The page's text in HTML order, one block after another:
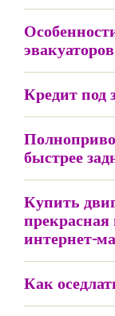
эвакуаторов
Кредит под
быстрее
Купить
прекрасная
интернет-
Как